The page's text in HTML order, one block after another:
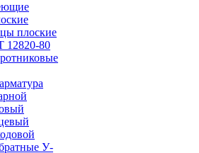
плоские
12820-80
У-